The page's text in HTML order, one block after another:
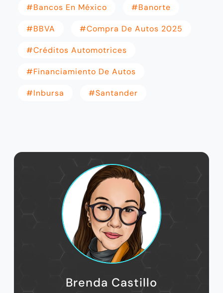
#bancos En México #Banorte
#BBVA #compra De Autos 2025
#créditos Automotrices
#financiamiento De Autos
#Inbursa #Santander
Brenda Castillo